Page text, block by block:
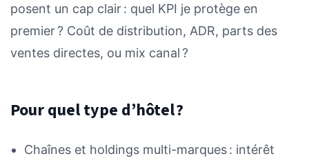
posent un cap clair : quel KPI je protège en
premier ? Coût de distribution, ADR, parts des
ventes directes, ou mix canal ?
Pour quel type d’hôtel ?
Chaînes et holdings multi-marques : intérêt